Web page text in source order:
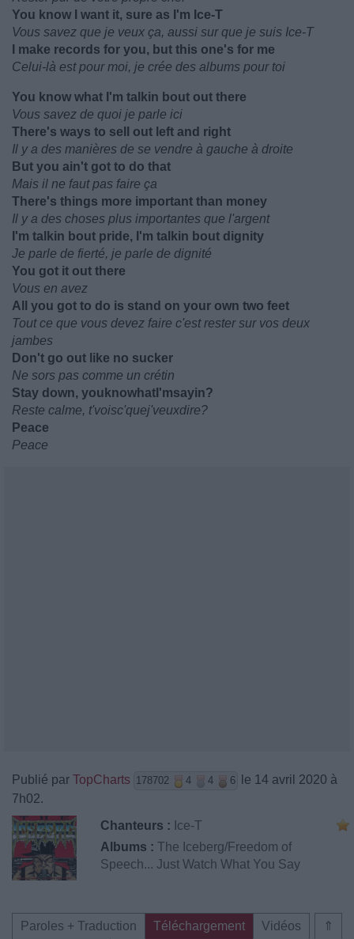
You know I want it, sure as I'm Ice-T
Vous savez que je veux ça, aussi sur que je suis Ice-T
I make records for you, but this one's for me
Celui-là est pour moi, je crée des albums pour toi
You know what I'm talkin bout out there
Vous savez de quoi je parle ici
There's ways to sell out left and right
Il y a des manières de se vendre à gauche à droite
But you ain't got to do that
Mais il ne faut pas faire ça
There's things more important than money
Il y a des choses plus importantes que l'argent
I'm talkin bout pride, I'm talkin bout dignity
Je parle de fierté, je parle de dignité
You got it out there
Vous en avez
All you got to do is stand on your own two feet
Tout ce que vous devez faire c'est rester sur vos deux
jambes
Don't go out like no sucker
Ne sors pas comme un crétin
Stay down, youknowhatI'msayin?
Reste calme, t'voisc'quej'veuxdire?
Peace
Peace
Publié par TopCharts 178702 4 4 6
le 14 avril 2020 à
7h02.
Chanteurs : Ice-T
Albums : The Iceberg/Freedom of
Speech... Just Watch What You Say
⇑
Paroles + Traduction Téléchargement
Vidéos